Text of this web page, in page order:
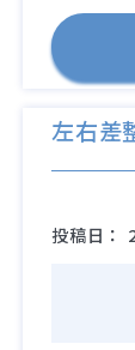
左右差
投稿日：